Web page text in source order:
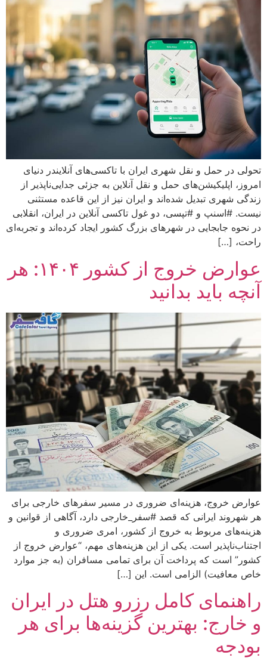
تحولی در حمل و نقل شهری ایران با تاکسی‌های آنلایندر دنیای
امروز، اپلیکیشن‌های حمل و نقل آنلاین به جزئی جدایی‌ناپذیر از
زندگی شهری تبدیل شده‌اند و ایران نیز از این قاعده مستثنی
نیست. #اسنپ و #تپسی، دو غول تاکسی آنلاین در ایران، انقلابی
در نحوه جابجایی در شهرهای بزرگ کشور ایجاد کرده‌اند و تجربه‌ای
راحت، […]
عوارض خروج از کشور ۱۴۰۴: هر
آنچه باید بدانید
عوارض خروج، هزینه‌ای ضروری در مسیر سفرهای خارجی برای
هر شهروند ایرانی که قصد #سفر_خارجی دارد، آگاهی از قوانین و
هزینه‌های مربوط به خروج از کشور، امری ضروری و
اجتناب‌ناپذیر است. یکی از این هزینه‌های مهم، “عوارض خروج از
کشور” است که پرداخت آن برای تمامی مسافران (به جز موارد
خاص معافیت) الزامی است. این […]
راهنمای کامل رزرو هتل در ایران
و خارج: بهترین گزینه‌ها برای هر
بودجه